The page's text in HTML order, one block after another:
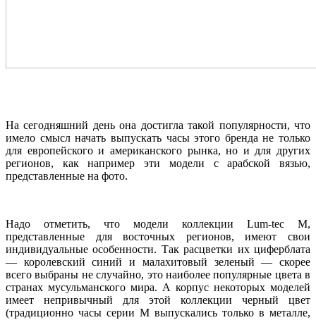
На сегодняшний день она достигла такой популярности, что
имело смысл начать выпускать часы этого бренда не только
для европейского и американского рынка, но и для других
регионов, как например эти модели с арабской вязью,
представленные на фото.
Надо отметить, что модели коллекции Lum-tec M,
представленные для восточных регионов, имеют свои
индивидуальные особенности. Так расцветки их циферблата
— королевский синий и малахитовый зеленый — скорее
всего выбраны не случайно, это наиболее популярные цвета в
странах мусульманского мира. А корпус некоторых моделей
имеет непривычный для этой коллекции черный цвет
(традиционно часы серии М выпускались только в металле,